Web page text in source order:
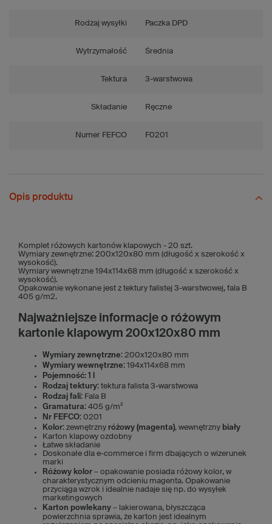
Rodzaj wysyłki Paczka DPD
Wytrzymałość Średnia
Tektura 3-warstwowa
Składanie Ręczne
Numer FEFCO F0201
Opis produktu
Komplet różowych kartonów klapowych - 20 szt.
Wymiary zewnętrzne: 200x120x80 mm (długość x szerokość x
wysokość).
Wymiary wewnętrzne 194x114x68 mm (długość x szerokość x
wysokość).
Opakowanie wykonane jest z tektury falistej 3-warstwowej, fala B
405 g/m2.
Najważniejsze informacje o różowym
kartonie klapowym 200x120x80 mm
Wymiary zewnętrzne: 200x120x80 mm
Wymiary wewnętrzne: 194x114x68 mm
Pojemność: 1 l
Rodzaj tektury: tektura falista 3-warstwowa
Rodzaj fali: Fala B
Gramatura: 405 g/m²
Nr FEFCO: 0201
Kolor: zewnętrzny różowy (magenta), wewnętrzny biały
Karton klapowy ozdobny
Łatwe składanie
Doskonałe dla e-commerce i firm dbających o wizerunek
marki
Różowy kolor – opakowanie posiada różowy kolor, w
charakterystycznym odcieniu magenta. Opakowanie
przyciąga wzrok i idealnie nadaje się np. do wysyłek
marketingowych
Karton powlekany – lakierowana, błyszcząca
powierzchnia sprawia, że karton jest idealnym